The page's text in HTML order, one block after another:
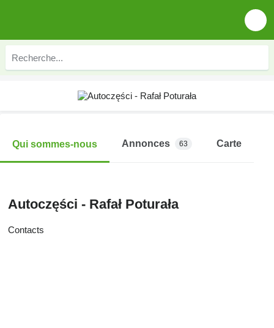
Qui sommes-nous Annonces 63 Carte
Autoczęści - Rafał Poturała
Contacts